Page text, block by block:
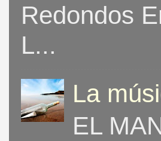
Redondos
L...
La
EL